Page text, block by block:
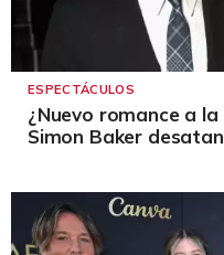
ESPECTÁCULOS
¿Nuevo romance a
Simon Baker